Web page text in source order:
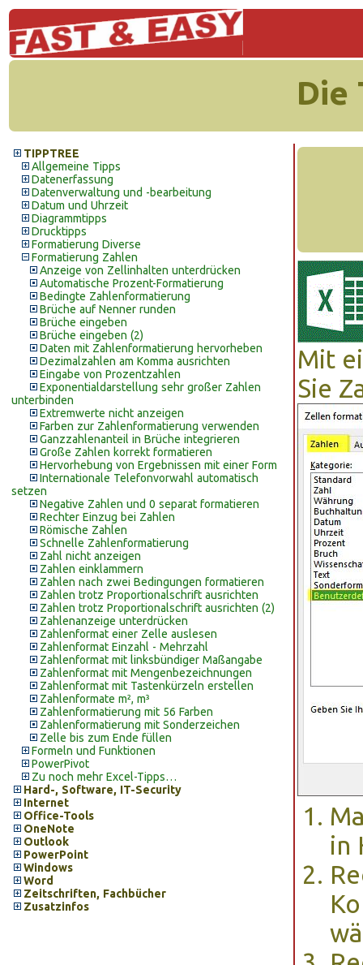
Die
TIPPTREE
Allgemeine Tipps
Datenerfassung
Datenverwaltung und -bearbeitung
Datum und Uhrzeit
Diagrammtipps
Drucktipps
Formatierung Diverse
Formatierung Zahlen
Anzeige von Zellinhalten unterdrücken
Automatische Prozent-Formatierung
Bedingte Zahlenformatierung
Brüche auf Nenner runden
Brüche eingeben
Brüche eingeben (2)
Daten mit Zahlenformatierung hervorheben
Dezimalzahlen am Komma ausrichten
Eingabe von Prozentzahlen
Exponentialdarstellung sehr großer Zahlen
unterbinden
Extremwerte nicht anzeigen
Farben zur Zahlenformatierung verwenden
Ganzzahlenanteil in Brüche integrieren
Große Zahlen korrekt formatieren
Hervorhebung von Ergebnissen mit einer Form
Internationale Telefonvorwahl automatisch
setzen
Negative Zahlen und 0 separat formatieren
Rechter Einzug bei Zahlen
Römische Zahlen
Schnelle Zahlenformatierung
Zahl nicht anzeigen
Zahlen einklammern
Zahlen nach zwei Bedingungen formatieren
Zahlen trotz Proportionalschrift ausrichten
Zahlen trotz Proportionalschrift ausrichten (2)
Zahlenanzeige unterdrücken
Zahlenformat einer Zelle auslesen
Zahlenformat Einzahl - Mehrzahl
Zahlenformat mit linksbündiger Maßangabe
Zahlenformat mit Mengenbezeichnungen
Zahlenformat mit Tastenkürzeln erstellen
Zahlenformate m², m³
Zahlenformatierung mit 56 Farben
Zahlenformatierung mit Sonderzeichen
Zelle bis zum Ende füllen
Formeln und Funktionen
PowerPivot
Zu noch mehr Excel-Tipps…
Hard-, Software, IT-Security
Internet
Office-Tools
OneNote
Outlook
PowerPoint
Windows
Word
Zeitschriften, Fachbücher
Zusatzinfos
Mit
Sie
in